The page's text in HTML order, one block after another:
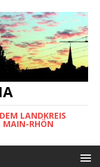
LANDKREIS
RHÖN